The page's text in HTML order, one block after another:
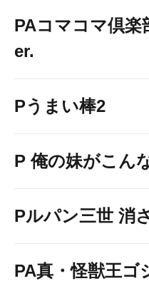
PAコマコマ倶
er.
Pうまい棒2
P 俺の妹がこん
Pルパン三世 消
PA真・怪獣王ゴ